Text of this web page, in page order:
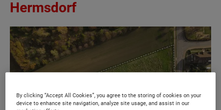
Hermsdorf
By clicking “Accept All Cookies”, you agree to the storing of cookies on your
device to enhance site navigation, analyze site usage, and assist in our